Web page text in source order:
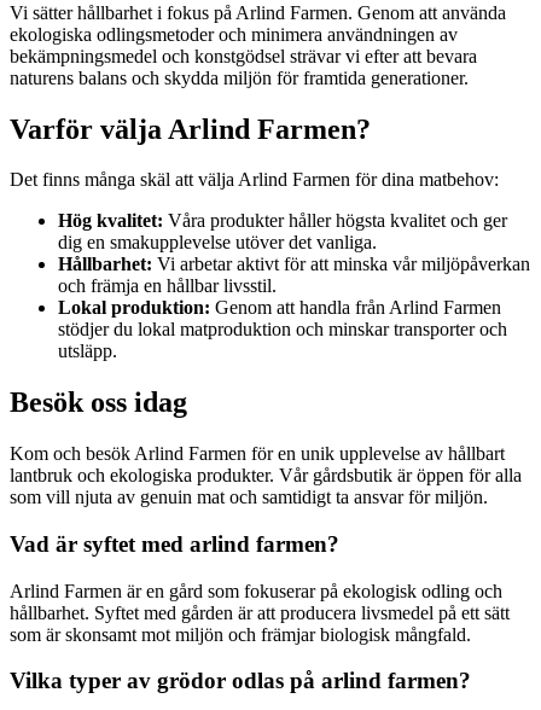
Vi sätter hållbarhet i fokus på Arlind Farmen. Genom att använda
ekologiska odlingsmetoder och minimera användningen av
bekämpningsmedel och konstgödsel strävar vi efter att bevara
naturens balans och skydda miljön för framtida generationer.
Varför välja Arlind Farmen?
Det finns många skäl att välja Arlind Farmen för dina matbehov:
Hög kvalitet: Våra produkter håller högsta kvalitet och ger
dig en smakupplevelse utöver det vanliga.
Hållbarhet: Vi arbetar aktivt för att minska vår miljöpåverkan
och främja en hållbar livsstil.
Lokal produktion: Genom att handla från Arlind Farmen
stödjer du lokal matproduktion och minskar transporter och
utsläpp.
Besök oss idag
Kom och besök Arlind Farmen för en unik upplevelse av hållbart
lantbruk och ekologiska produkter. Vår gårdsbutik är öppen för alla
som vill njuta av genuin mat och samtidigt ta ansvar för miljön.
Vad är syftet med arlind farmen?
Arlind Farmen är en gård som fokuserar på ekologisk odling och
hållbarhet. Syftet med gården är att producera livsmedel på ett sätt
som är skonsamt mot miljön och främjar biologisk mångfald.
Vilka typer av grödor odlas på arlind farmen?